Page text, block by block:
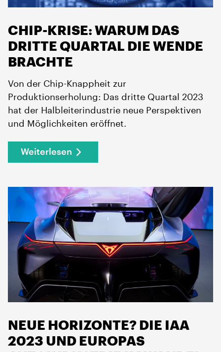
CHIP-KRISE: WARUM DAS
DRITTE QUARTAL DIE WENDE
BRACHTE
Von der Chip-Knappheit zur
Produktionserholung: Das dritte Quartal 2023
hat der Halbleiterindustrie neue Perspektiven
und Möglichkeiten eröffnet.
Weiterlesen
NEUE HORIZONTE? DIE IAA
2023 UND EUROPAS